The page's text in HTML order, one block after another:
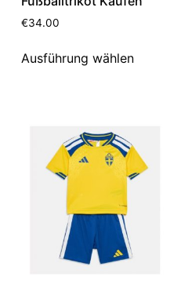
€34.00
Ausführung wählen